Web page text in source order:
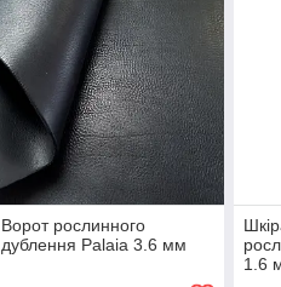
Ворот рослинного
дублення Palaia 3.6 мм
1.6